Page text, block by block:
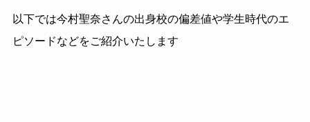
以下では今村聖奈さんの出身校の偏差値や学生時代のエ
ピソードなどをご紹介いたします